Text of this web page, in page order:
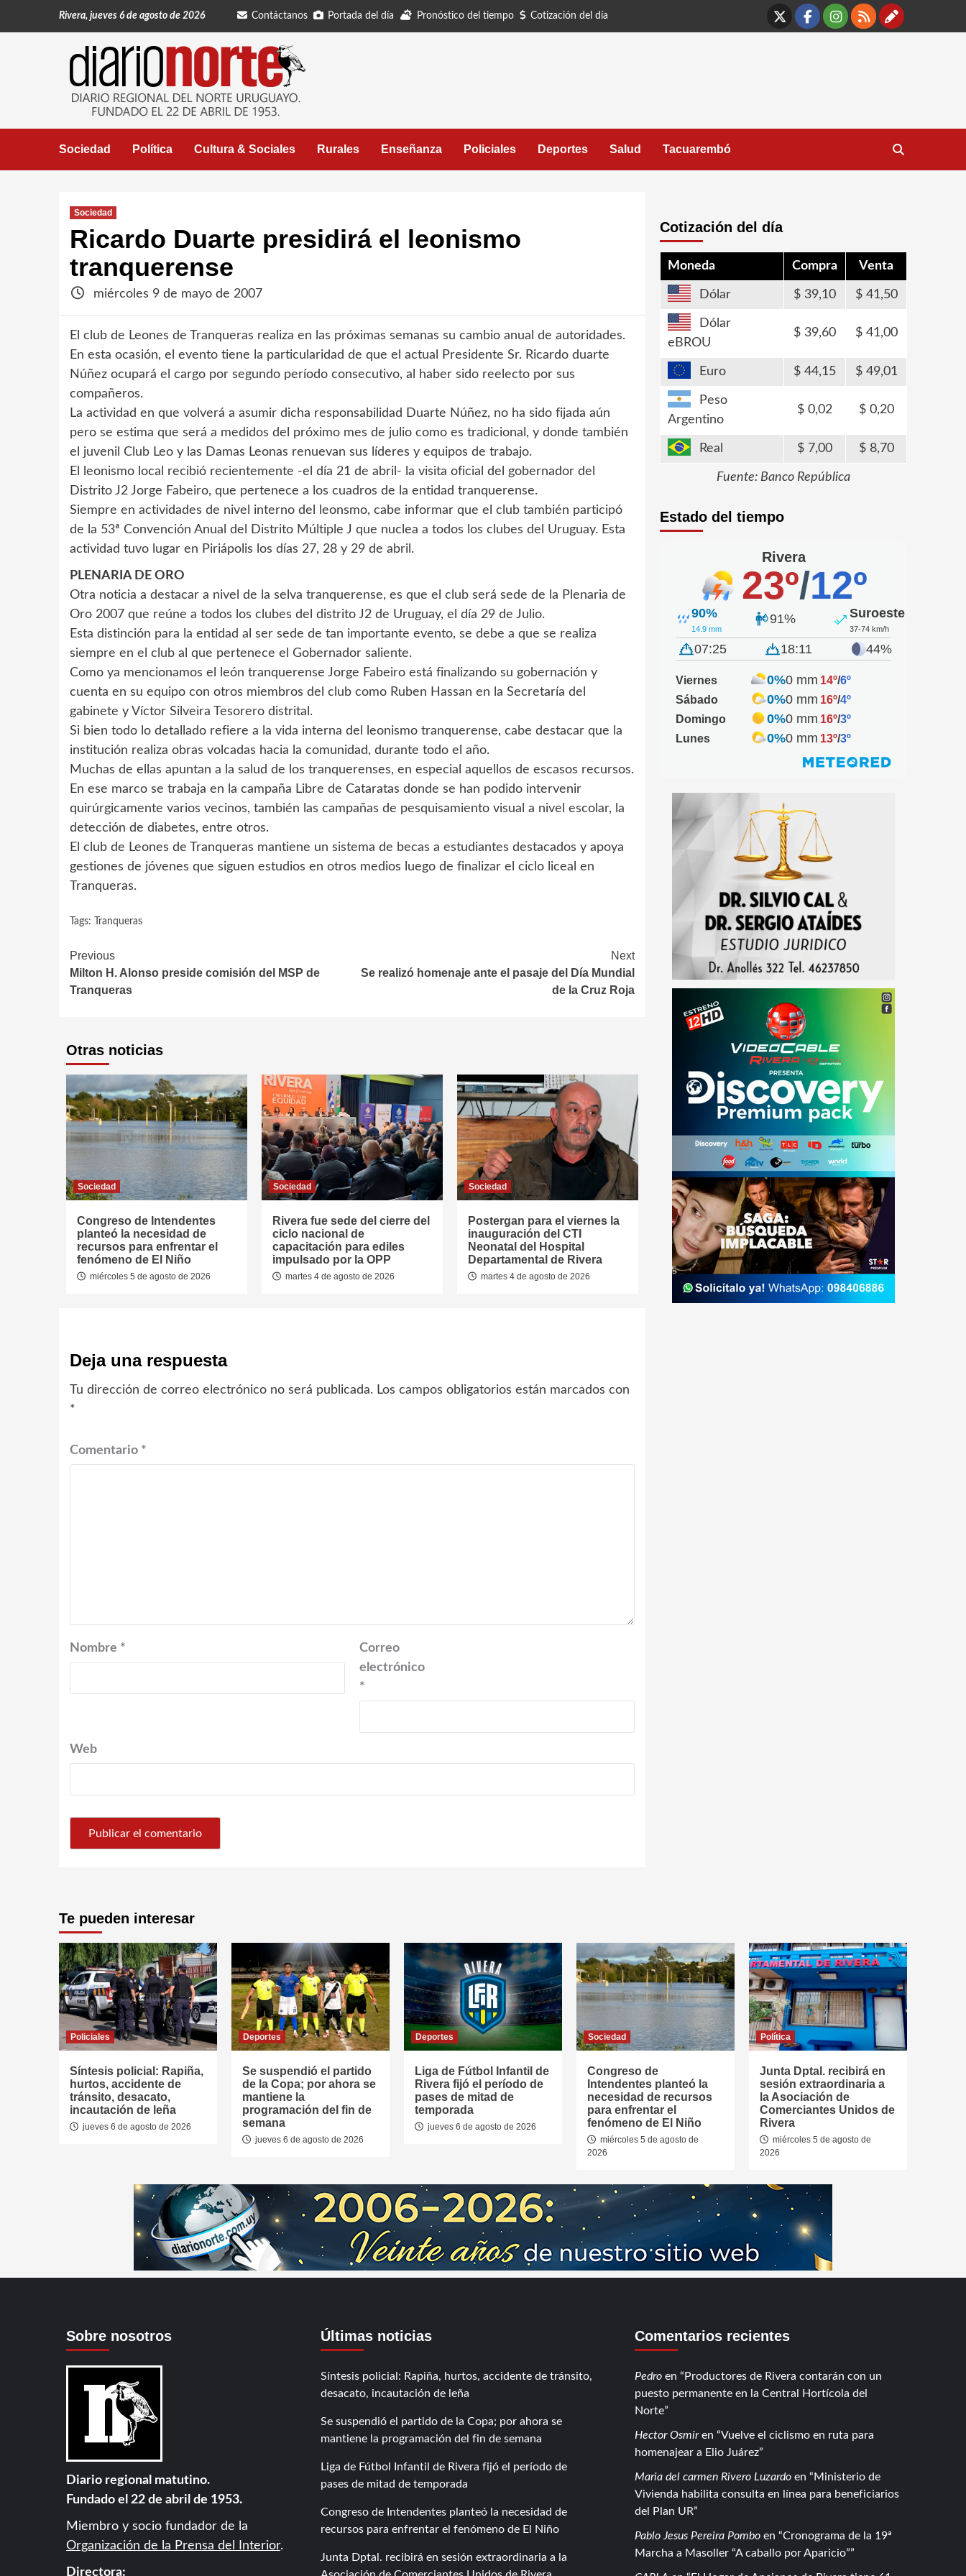
Rivera, jueves 6 de agosto de 2026 Contáctanos Portada del día Pronóstico del tiempo Cotización del día
X Facebook
Instagram
RSS
Sociedad Política Cultura & Sociales Rurales Enseñanza Policiales Deportes Salud Tacuarembó
Sociedad
Ricardo Duarte presidirá el leonismo
tranquerense
miércoles 9 de mayo de 2007
El club de Leones de Tranqueras realiza en las próximas semanas su cambio anual de autoridades.
En esta ocasión, el evento tiene la particularidad de que el actual Presidente Sr. Ricardo duarte
Núñez ocupará el cargo por segundo período consecutivo, al haber sido reelecto por sus
compañeros.
La actividad en que volverá a asumir dicha responsabilidad Duarte Núñez, no ha sido fijada aún
pero se estima que será a medidos del próximo mes de julio como es tradicional, y donde también
el juvenil Club Leo y las Damas Leonas renuevan sus líderes y equipos de trabajo.
El leonismo local recibió recientemente -el día 21 de abril- la visita oficial del gobernador del
Distrito J2 Jorge Fabeiro, que pertenece a los cuadros de la entidad tranquerense.
Siempre en actividades de nivel interno del leonsmo, cabe informar que el club también participó
de la 53ª Convención Anual del Distrito Múltiple J que nuclea a todos los clubes del Uruguay. Esta
actividad tuvo lugar en Piriápolis los días 27, 28 y 29 de abril.
PLENARIA DE ORO
Otra noticia a destacar a nivel de la selva tranquerense, es que el club será sede de la Plenaria de
Oro 2007 que reúne a todos los clubes del distrito J2 de Uruguay, el día 29 de Julio.
Esta distinción para la entidad al ser sede de tan importante evento, se debe a que se realiza
siempre en el club al que pertenece el Gobernador saliente.
Como ya mencionamos el león tranquerense Jorge Fabeiro está finalizando su gobernación y
cuenta en su equipo con otros miembros del club como Ruben Hassan en la Secretaría del
gabinete y Víctor Silveira Tesorero distrital.
Si bien todo lo detallado refiere a la vida interna del leonismo tranquerense, cabe destacar que la
institución realiza obras volcadas hacia la comunidad, durante todo el año.
Muchas de ellas apuntan a la salud de los tranquerenses, en especial aquellos de escasos recursos.
En ese marco se trabaja en la campaña Libre de Cataratas donde se han podido intervenir
quirúrgicamente varios vecinos, también las campañas de pesquisamiento visual a nivel escolar, la
detección de diabetes, entre otros.
El club de Leones de Tranqueras mantiene un sistema de becas a estudiantes destacados y apoya
gestiones de jóvenes que siguen estudios en otros medios luego de finalizar el ciclo liceal en
Tranqueras.
Tags: Tranqueras
Continue
Reading
Previous
Milton H. Alonso preside comisión del MSP de
Tranqueras
Next
Se realizó homenaje ante el pasaje del Día Mundial
de la Cruz Roja
Otras noticias
Sociedad
Congreso de Intendentes
planteó la necesidad de
recursos para enfrentar el
fenómeno de El Niño
miércoles 5 de agosto de 2026
Sociedad
Rivera fue sede del cierre del
ciclo nacional de
capacitación para ediles
impulsado por la OPP
martes 4 de agosto de 2026
Sociedad
Postergan para el viernes la
inauguración del CTI
Neonatal del Hospital
Departamental de Rivera
martes 4 de agosto de 2026
Deja una respuesta
Tu dirección de correo electrónico no será publicada. Los campos obligatorios están marcados con
*
Comentario *
Nombre *
Correo
electrónico
*
Web
Cotización del día
Moneda Compra Venta
Dólar 39,10 41,50
Dólar
eBROU
39,60 41,00
Euro 44,15 49,01
Peso
Argentino
0,02 0,20
Real 7,00 8,70
Fuente: Banco República
Estado del tiempo
Rivera
23º/12º
90%
14.9 mm
91% Suroeste
37-74 km/h
07:25 18:11 44%
Viernes 0%0 mm 14º/6º
Sábado
0%0 mm 16º/4º
Domingo
0%0 mm 16º/3º
Lunes
0%0 mm 13º/3º
Te pueden interesar
Policiales
Síntesis policial: Rapiña,
hurtos, accidente de
tránsito, desacato,
incautación de leña
jueves 6 de agosto de 2026
Deportes
Se suspendió el partido
de la Copa; por ahora se
mantiene la
programación del fin de
semana
jueves 6 de agosto de 2026
Deportes
Liga de Fútbol Infantil de
Rivera fijó el período de
pases de mitad de
temporada
jueves 6 de agosto de 2026
Sociedad
Congreso de
Intendentes planteó la
necesidad de recursos
para enfrentar el
fenómeno de El Niño
miércoles 5 de agosto de
2026
Política
Junta Dptal. recibirá en
sesión extraordinaria a
la Asociación de
Comerciantes Unidos de
Rivera
miércoles 5 de agosto de
2026
Sobre nosotros
Diario regional matutino.
Fundado el 22 de abril de 1953.
Miembro y socio fundador de la
Organización de la Prensa del Interior.
Directora:
Últimas noticias
Síntesis policial: Rapiña, hurtos, accidente de tránsito,
desacato, incautación de leña
Se suspendió el partido de la Copa; por ahora se
mantiene la programación del fin de semana
Liga de Fútbol Infantil de Rivera fijó el período de
pases de mitad de temporada
Congreso de Intendentes planteó la necesidad de
recursos para enfrentar el fenómeno de El Niño
Junta Dptal. recibirá en sesión extraordinaria a la
Comentarios recientes
Pedroen
Productores de Rivera contarán con un
puesto permanente en la Central Hortícola del
Norte
Hector Osmiren
Vuelve el ciclismo en ruta para
homenajear a Elio Juárez
Maria del carmen Rivero Luzardoen
Ministerio de
Vivienda habilita consulta en línea para beneficiarios
del Plan UR
Pablo Jesus Pereira Pomboen
Cronograma de la 19ª
Marcha a Masoller “A caballo por Aparicio”